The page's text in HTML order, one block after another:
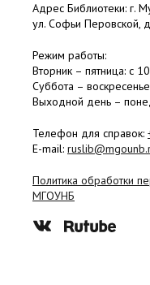
Адрес Библиотеки: г.
ул. Софьи Перовской,
Режим работы:
Вторник – пятница: с
Суббота – воскресенье
Выходной день –
Телефон для справок:
E-mail:
Политика обработки
МГОУНБ